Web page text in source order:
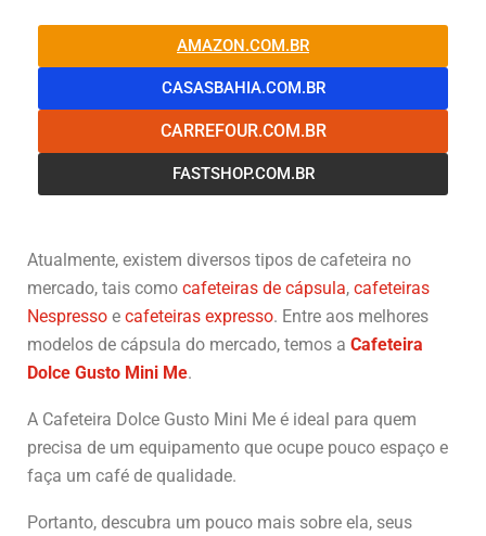
AMAZON.COM.BR
CASASBAHIA.COM.BR
CARREFOUR.COM.BR
FASTSHOP.COM.BR
Atualmente, existem diversos tipos de cafeteira no
mercado, tais como cafeteiras de cápsula, cafeteiras
Nespresso e cafeteiras expresso. Entre aos melhores
modelos de cápsula do mercado, temos a Cafeteira
Dolce Gusto Mini Me.
A Cafeteira Dolce Gusto Mini Me é ideal para quem
precisa de um equipamento que ocupe pouco espaço e
faça um café de qualidade.
Portanto, descubra um pouco mais sobre ela, seus